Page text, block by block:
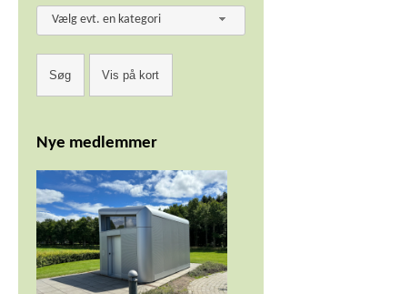
Vælg evt. en kategori
Nye medlemmer